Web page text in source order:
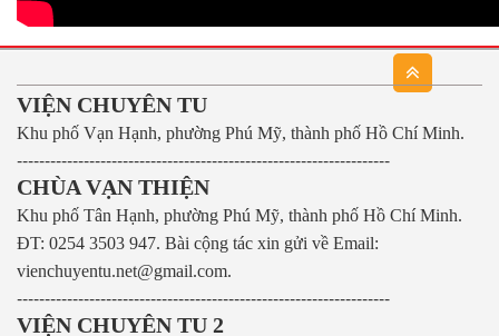
VIỆN CHUYÊN TU
Khu phố Vạn Hạnh, phường Phú Mỹ, thành phố Hồ Chí Minh.
-------------------------------------------------------------------
CHÙA VẠN THIỆN
Khu phố Tân Hạnh, phường Phú Mỹ, thành phố Hồ Chí Minh.
ĐT: 0254 3503 947. Bài cộng tác xin gửi về Email:
vienchuyentu.net@gmail.com.
-------------------------------------------------------------------
VIỆN CHUYÊN TU 2